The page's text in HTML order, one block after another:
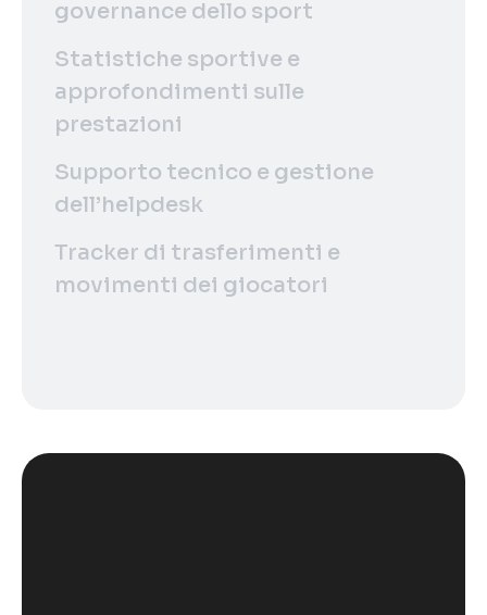
governance dello sport
Statistiche sportive e
approfondimenti sulle
prestazioni
Supporto tecnico e gestione
dell’helpdesk
Tracker di trasferimenti e
movimenti dei giocatori